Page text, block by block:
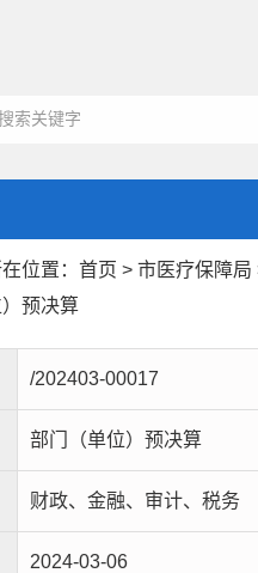
位置： 首页 > 市医疗保障局
预决算
/202403-00017
部门（单位）预决算
财政、金融、审计、税务
2024-03-06